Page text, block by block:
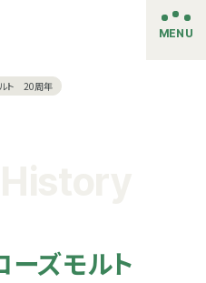
MENU
ルト 20周年
ーズモルト